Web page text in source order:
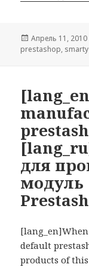
Опубликовано
Апрель 11, 2010
prestashop, smarty
для
модуль
default
products of